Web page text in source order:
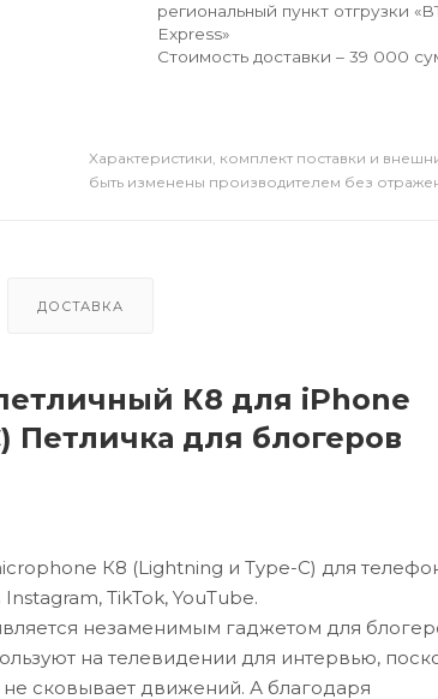
региональный пункт отгрузки
Express»
Стоимость доставки – 39 000
Xарактеристики, комплект поставки и
быть изменены производителем без
ДОСТАВКА
К8 для iPhone
для блогеров
К8 (Lightning и Type-C) для
TikTok, YouTube.
незаменимым гаджетом для
на телевидении для интервью,
не сковывает движений. А благодаря